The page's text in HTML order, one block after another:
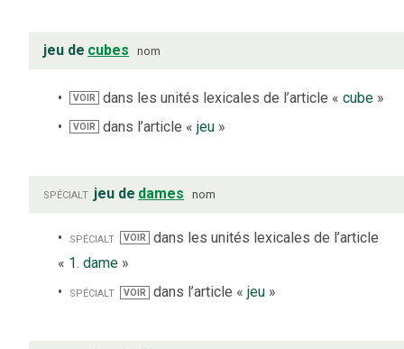
jeu de cubes nom
VOIR dans les unités lexicales de l’article «cube »
VOIR dans l’article «jeu »
spécialt jeu de dames nom
spécialt VOIR
dans les unités lexicales de l’article
« 1. dame »
spécialt
VOIR dans l’article « jeu»